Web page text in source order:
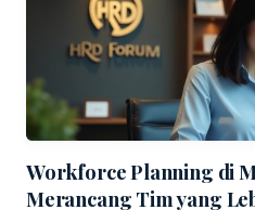
Workforce Planning di
Merancang Tim yang